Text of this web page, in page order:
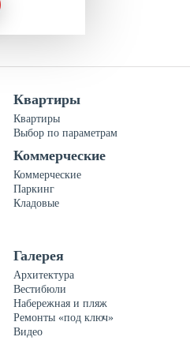
Квартиры
Квартиры
Выбор по параметрам
Коммерческие
Коммерческие
Паркинг
Кладовые
Галерея
Архитектура
Вестибюли
Набережная и пляж
Ремонты «под ключ»
Видео